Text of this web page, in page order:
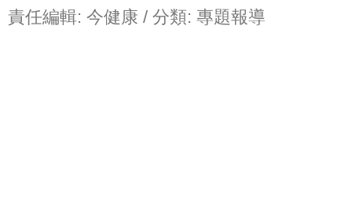
責任編輯: 今健康 / 分類: 專題報導